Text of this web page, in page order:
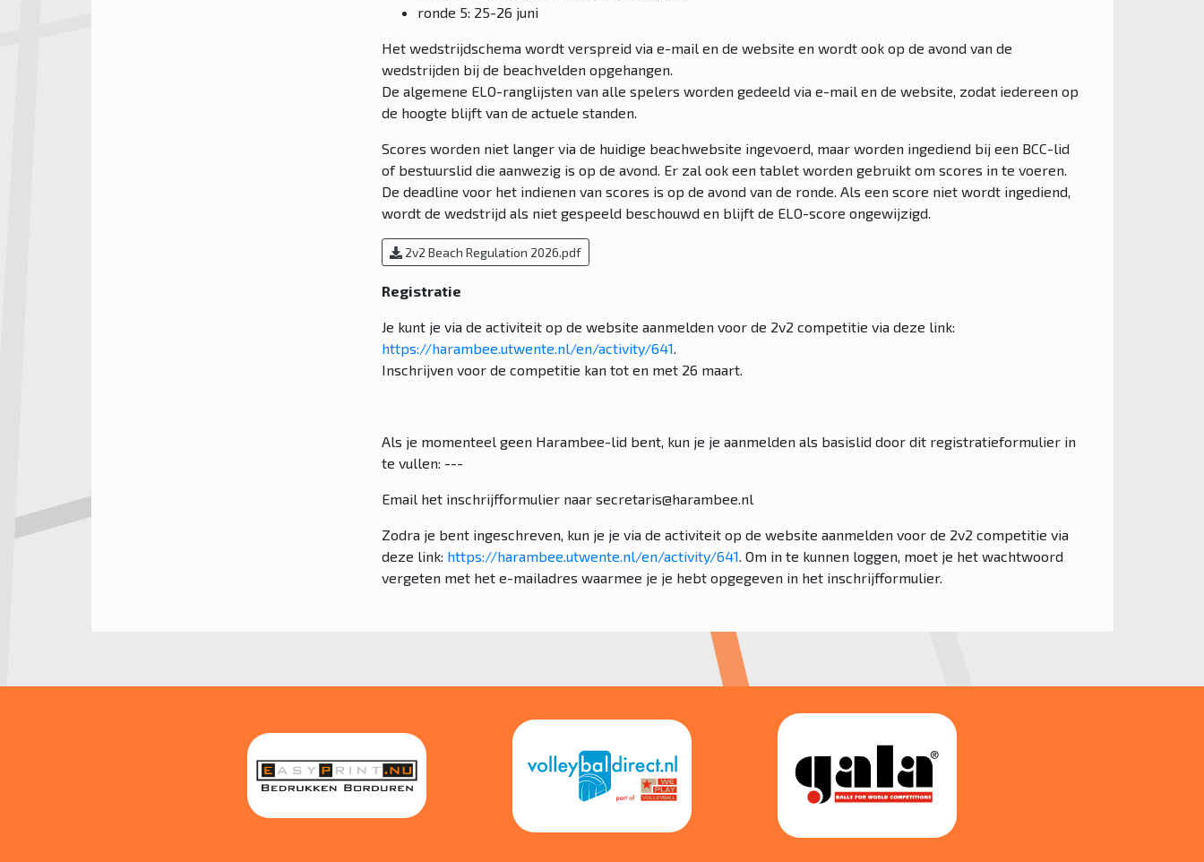
ronde 5: 25-26 juni
Het wedstrijdschema wordt verspreid via e-mail en de website en wordt ook op de avond van de
wedstrijden bij de beachvelden opgehangen.
De algemene ELO-ranglijsten van alle spelers worden gedeeld via e-mail en de website, zodat iedereen op
de hoogte blijft van de actuele standen.
Scores worden niet langer via de huidige beachwebsite ingevoerd, maar worden ingediend bij een BCC-lid
of bestuurslid die aanwezig is op de avond. Er zal ook een tablet worden gebruikt om scores in te voeren.
De deadline voor het indienen van scores is op de avond van de ronde. Als een score niet wordt ingediend,
wordt de wedstrijd als niet gespeeld beschouwd en blijft de ELO-score ongewijzigd.
2v2 Beach Regulation 2026.pdf
Registratie
Je kunt je via de activiteit op de website aanmelden voor de 2v2 competitie via deze link:
https://harambee.utwente.nl/en/activity/641.
Inschrijven voor de competitie kan tot en met 26 maart.
Als je momenteel geen Harambee-lid bent, kun je je aanmelden als basislid door dit registratieformulier in
te vullen: ---
Email het inschrijfformulier naar secretaris@harambee.nl
Zodra je bent ingeschreven, kun je je via de activiteit op de website aanmelden voor de 2v2 competitie via
deze link: https://harambee.utwente.nl/en/activity/641. Om in te kunnen loggen, moet je het wachtwoord
vergeten met het e-mailadres waarmee je je hebt opgegeven in het inschrijfformulier.